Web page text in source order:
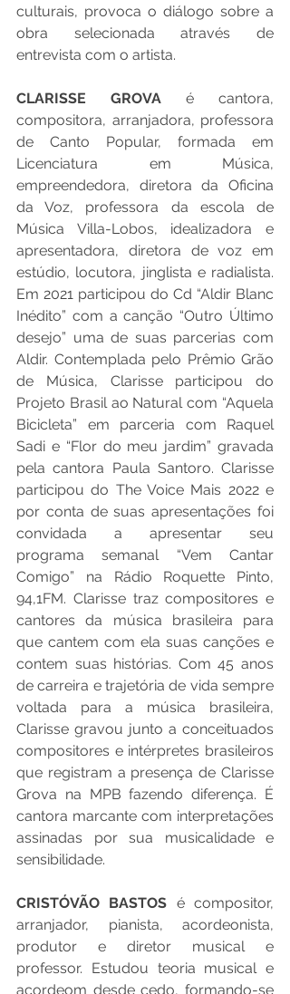
culturais, provoca o diálogo sobre a
obra selecionada através de
entrevista com o artista.
CLARISSE GROVA é cantora,
compositora, arranjadora, professora
de Canto Popular, formada em
Licenciatura em Música,
empreendedora, diretora da Oficina
da Voz, professora da escola de
Música Villa-Lobos, idealizadora e
apresentadora, diretora de voz em
estúdio, locutora, jinglista e radialista.
Em 2021 participou do Cd “Aldir Blanc
Inédito” com a canção “Outro Último
desejo” uma de suas parcerias com
Aldir. Contemplada pelo Prêmio Grão
de Música, Clarisse participou do
Projeto Brasil ao Natural com “Aquela
Bicicleta” em parceria com Raquel
Sadi e “Flor do meu jardim” gravada
pela cantora Paula Santoro. Clarisse
participou do The Voice Mais 2022 e
por conta de suas apresentações foi
convidada a apresentar seu
programa semanal “Vem Cantar
Comigo” na Rádio Roquette Pinto,
94,1FM. Clarisse traz compositores e
cantores da música brasileira para
que cantem com ela suas canções e
contem suas histórias. Com 45 anos
de carreira e trajetória de vida sempre
voltada para a música brasileira,
Clarisse gravou junto a conceituados
compositores e intérpretes brasileiros
que registram a presença de Clarisse
Grova na MPB fazendo diferença. É
cantora marcante com interpretações
assinadas por sua musicalidade e
sensibilidade.
CRISTÓVÃO BASTOS é compositor,
arranjador, pianista, acordeonista,
produtor e diretor musical e
professor. Estudou teoria musical e
acordeom desde cedo, formando-se